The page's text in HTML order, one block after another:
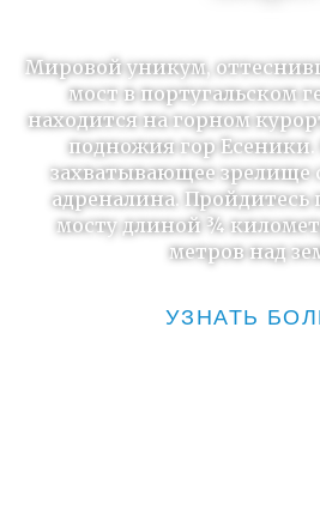
Мировой уникум,
мост в португальском
находится на горном
подножия гор Есеники.
захватывающее зрелище
адреналина.
мосту длиной ¾
метров над
УЗНАТЬ